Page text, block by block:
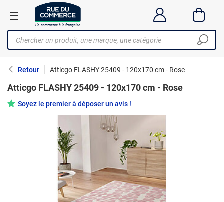
Retour Atticgo FLASHY 25409 - 120x170 cm - Rose
Atticgo FLASHY 25409 - 120x170 cm - Rose
Soyez le premier à déposer un avis !